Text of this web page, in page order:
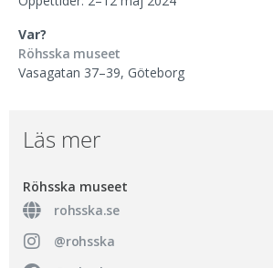
Var?
Röhsska museet
Vasagatan 37–39, Göteborg
Läs mer
Röhsska museet​
rohsska.se
@rohsska